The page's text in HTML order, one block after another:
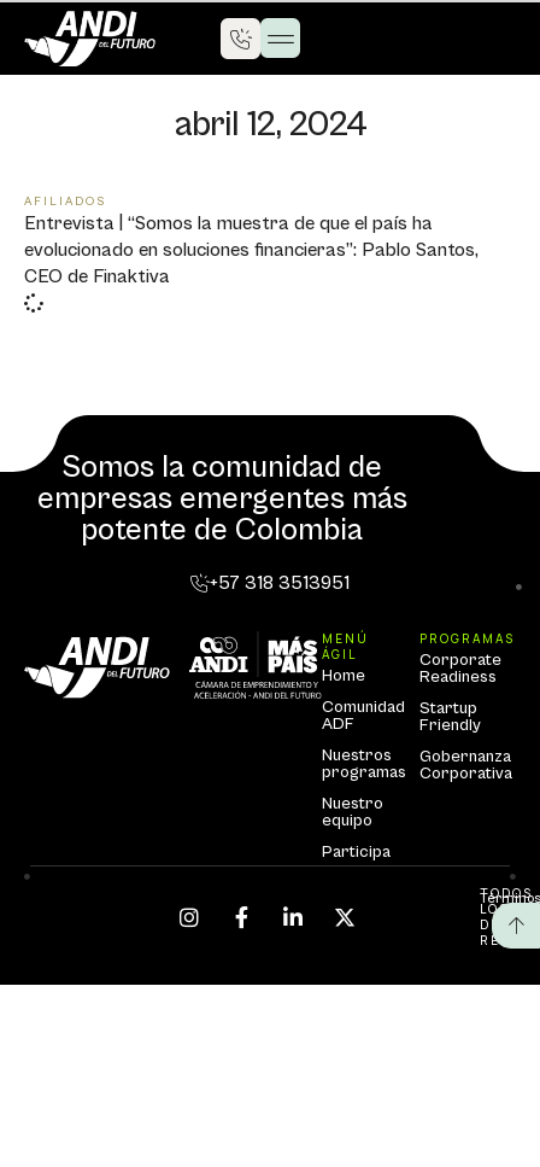
abril 12, 2024
AFILIADOS
Entrevista | “Somos la muestra de que el país ha
evolucionado en soluciones financieras”: Pablo Santos,
CEO de Finaktiva
Somos la comunidad de
empresas emergentes más
potente de Colombia
+57 318 3513951
MENÚ
ÁGIL
Home
Comunidad
ADF
Nuestros
programas
Nuestro
equipo
Participa
PROGRAMAS
Corporate
Readiness
Startup
Friendly
Gobernanza
Corporativa
TODOS
LOS